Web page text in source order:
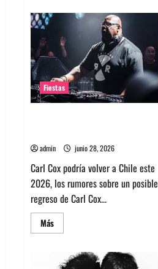
Rumores
Depeche
Mode
en
Chile
una
gira
2027
Fiestas
admin junio 28, 2026
Carl Cox podría volver a Chile este
2026, los rumores sobre un posible
regreso de Carl Cox...
MásLeer
más
Carl
Cox